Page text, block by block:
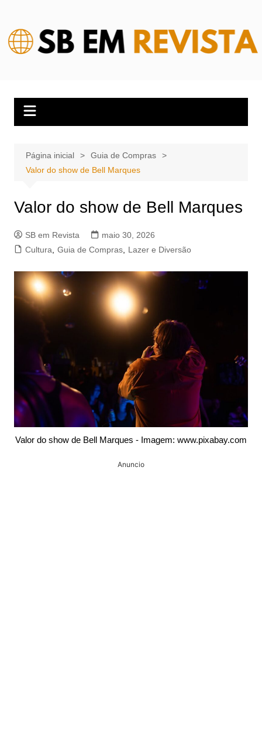
conteúdo
Página inicial
Guia de Compras
Valor do show de Bell Marques
Valor do show de Bell Marques
SB em Revista
maio 30, 2026
Cultura
Guia de Compras, Lazer e Diversão
Valor do show de Bell Marques - Imagem: www.pixabay.com
Anuncio